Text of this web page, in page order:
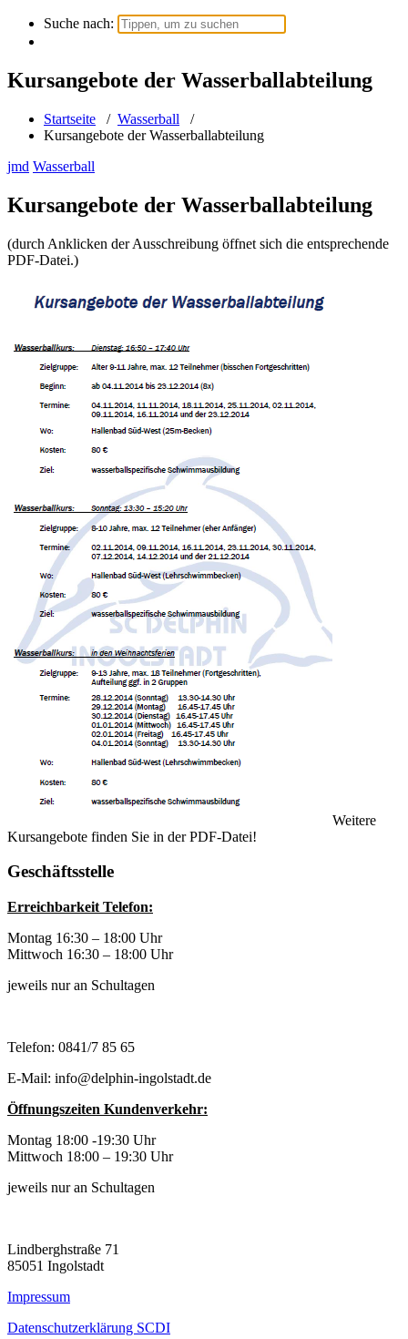
Suche nach:
Kursangebote der Wasserballabteilung
Startseite / Wasserball /
Kursangebote der Wasserballabteilung
jmd Wasserball
Kursangebote der Wasserballabteilung
(durch Anklicken der Ausschreibung öffnet sich die entsprechende
PDF-Datei.)
Weitere
Kursangebote finden Sie in der PDF-Datei!
Geschäftsstelle
Erreichbarkeit Telefon:
Montag 16:30 – 18:00 Uhr
Mittwoch 16:30 – 18:00 Uhr
jeweils nur an Schultagen
Telefon: 0841/7 85 65
E-Mail: info@delphin-ingolstadt.de
Öffnungszeiten Kundenverkehr:
Montag 18:00 -19:30 Uhr
Mittwoch 18:00 – 19:30 Uhr
jeweils nur an Schultagen
Lindberghstraße 71
85051 Ingolstadt
Impressum
Datenschutzerklärung SCDI